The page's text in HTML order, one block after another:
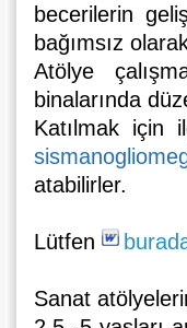
becerilerin
bağımsız
Atölye
binalarında
Katılmak için
atabilirler.
Lütfen
Sanat